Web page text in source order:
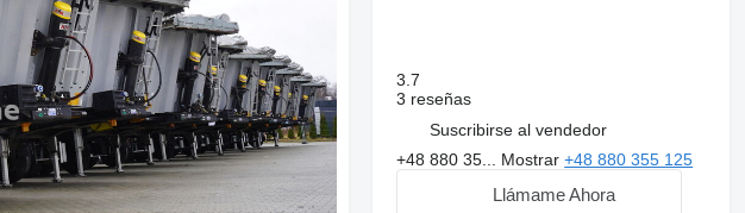
3.7
3 reseñas
Suscribirse al vendedor
+48 880 35... Mostrar+48 880 355 125
Llámame Ahora